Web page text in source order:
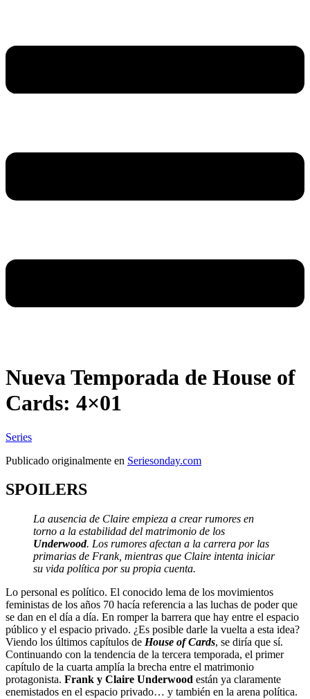
Nueva Temporada de House of
Cards: 4×01
Series
Publicado originalmente en Seriesonday.com
SPOILERS
La ausencia de Claire empieza a crear rumores en
torno a la estabilidad del matrimonio de los
Underwood. Los rumores afectan a la carrera por las
primarias de Frank, mientras que Claire intenta iniciar
su vida política por su propia cuenta.
Lo personal es político. El conocido lema de los movimientos
feministas de los años 70 hacía referencia a las luchas de poder que
se dan en el día a día. En romper la barrera que hay entre el espacio
público y el espacio privado. ¿Es posible darle la vuelta a esta idea?
Viendo los últimos capítulos de House of Cards, se diría que sí.
Continuando con la tendencia de la tercera temporada, el primer
capítulo de la cuarta amplía la brecha entre el matrimonio
protagonista. Frank y Claire Underwood están ya claramente
enemistados en el espacio privado… y también en la arena política.